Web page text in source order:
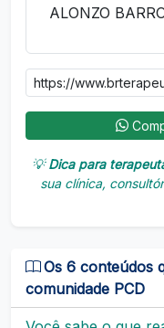
💡Dica para
sua clínica,
Os 6 conteúdos
comunidade PCD